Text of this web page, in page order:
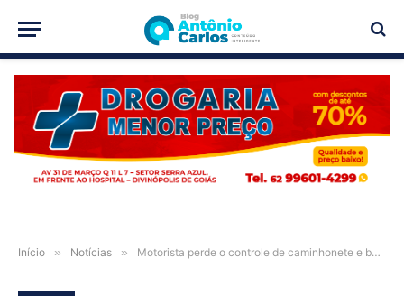
PUBLICIDADE
Início » Notícias » Motorista perde o controle de caminhonete e bate contra vários carros estacionados em rua de Formosa-GO; vídeo